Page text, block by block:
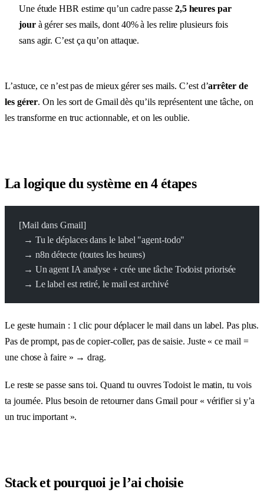
Une étude HBR estime qu’un cadre passe 2,5 heures par
jourà gérer ses mails, dont 40% à les relire plusieurs fois
sans agir. C’est ça qu’on attaque.
L’astuce, ce n’est pas de mieux gérer ses mails. C’est d’arrêter de
les gérer. On les sort de Gmail dès qu’ils représentent une tâche, on
les transforme en truc actionnable, et on les oublie.
La logique du système en 4 étapes
[Mail dans Gmail]
  → Tu le déplaces dans le label "agent-todo"
  → n8n détecte (toutes les heures)
  → Un agent IA analyse + crée une tâche Todoist priorisée
  → Le label est retiré, le mail est archivé
Le geste humain : 1 clic pour déplacer le mail dans un label. Pas plus.
Pas de prompt, pas de copier-coller, pas de saisie. Juste « ce mail =
une chose à faire » → drag.
Le reste se passe sans toi. Quand tu ouvres Todoist le matin, tu vois
ta journée. Plus besoin de retourner dans Gmail pour « vérifier si y’a
un truc important ».
Stack et pourquoi je l’ai choisie